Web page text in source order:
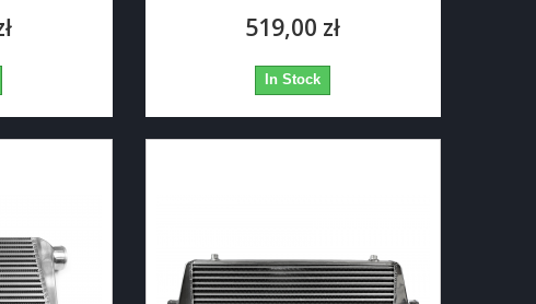
519,00 zł
In Stock